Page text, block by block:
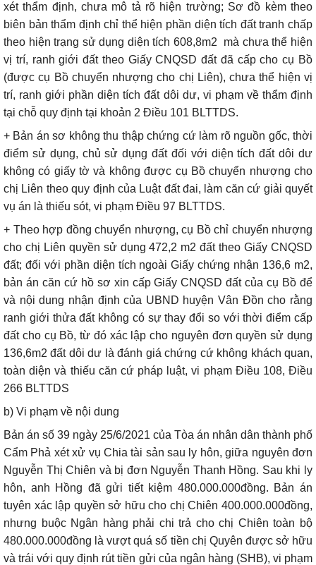
xét thẩm định, chưa mô tả rõ hiện trường; Sơ đồ kèm theo
biên bản thẩm định chỉ thể hiện phần diện tích đất tranh chấp
theo hiện trạng sử dụng diện tích 608,8m2
mà chưa thể hiện
vị trí, ranh giới đất theo Giấy CNQSD đất đã cấp cho cụ Bồ
(được cụ Bồ chuyển nhượng cho chị Liên), chưa thể hiện vị
trí, ranh giới phần diện tích đất dôi dư, vi phạm về thẩm định
tại chỗ quy định tại khoản 2 Điều 101 BLTTDS.
+ Bản án sơ không thu thập chứng cứ làm rõ nguồn gốc, thời
điểm sử dụng, chủ sử dụng đất đối với diện tích đất dôi dư
không có giấy tờ và không được cụ Bồ chuyển nhượng cho
chị Liên theo quy định của Luật đất đai, làm căn cứ giải quyết
vụ án là thiếu sót, vi phạm Điều 97 BLTTDS.
+ Theo hợp đồng chuyển nhượng, cụ Bồ chỉ chuyển nhượng
cho chị Liên quyền sử dụng 472,2 m2 đất theo Giấy CNQSD
đất; đối với phần diện tích ngoài Giấy chứng nhận 136,6 m2,
bản án căn cứ hồ sơ xin cấp Giấy CNQSD đất của cụ Bồ để
và nội dung nhận định của UBND huyện Vân Đồn cho rằng
ranh giới thửa đất không có sự thay đổi so với thời điểm cấp
đất cho cụ Bồ, từ đó xác lập cho nguyên đơn quyền sử dụng
136,6m2 đất dôi dư là đánh giá chứng cứ không khách quan,
toàn diện và thiếu căn cứ pháp luật, vi phạm Điều 108, Điều
266 BLTTDS
b) Vi phạm về nội dung
Bản án số 39 ngày 25/6/2021 của Tòa án nhân dân thành phố
Cẩm Phả xét xử vụ Chia tài sản sau ly hôn, giữa nguyên đơn
Nguyễn Thị Chiên và bị đơn Nguyễn Thanh Hồng. Sau khi ly
hôn, anh Hồng đã gửi tiết kiệm 480.000.000đồng. Bản án
tuyên xác lập quyền sở hữu cho chị Chiên 400.000.000đồng,
nhưng buộc Ngân hàng phải chi trả cho chị Chiên toàn bộ
480.000.000đồng là vượt quá số tiền chị Quyên được sở hữu
và trái với quy định rút tiền gửi của ngân hàng (SHB), vi phạm